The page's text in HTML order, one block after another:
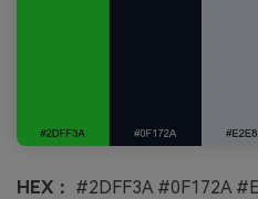
HEX： #2DFF3A #0F172A